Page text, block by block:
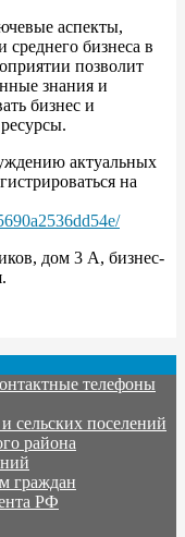
аспекты,
бизнеса в
позволит
знания и
бизнес и
актуальных
на
дом 3 А, бизнес-
телефоны
сельских поселений
района
граждан
РФ